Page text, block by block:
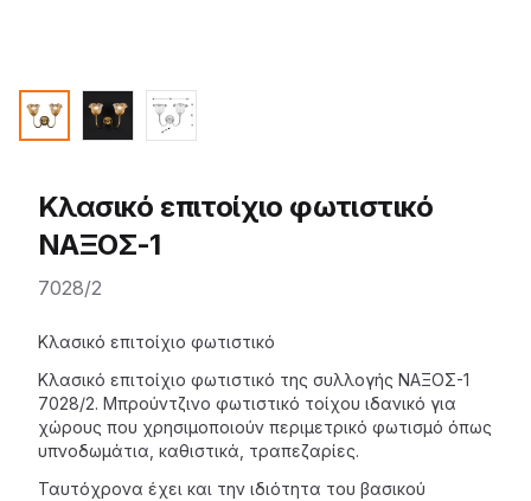
Κλασικό επιτοίχιο φωτιστικό
ΝΑΞΟΣ-1
7028/2
Description
Κλασικό επιτοίχιο φωτιστικό
Κλασικό επιτοίχιο φωτιστικό της συλλογής ΝΑΞΟΣ-1
7028/2. Μπρούντζινο φωτιστικό τοίχου ιδανικό για
χώρους που χρησιμοποιούν περιμετρικό φωτισμό όπως
υπνοδωμάτια, καθιστικά, τραπεζαρίες.
Ταυτόχρονα έχει και την ιδιότητα του βασικού